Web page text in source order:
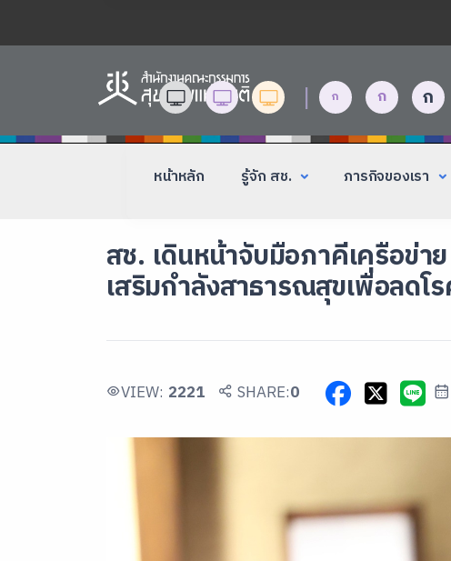
| ก ก ก
หน้าหลัก รู้จัก สช. ภารกิจของเรา
สช. เดินหน้าจับมือภาคีเครือข่
เสริมกำลังสาธารณสุขเพื่อลดโ
VIEW: 2221 SHARE:0